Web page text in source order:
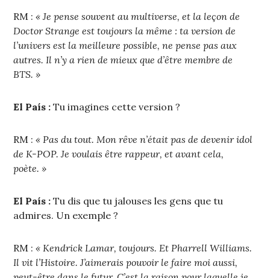
RM :« Je pense souvent au multiverse, et la leçon de
Doctor Strange est toujours la même : ta version de
l’univers est la meilleure possible, ne pense pas aux
autres. Il n’y a rien de mieux que d’être membre de
BTS. »
El País : Tu imagines cette version ?
RM :« Pas du tout. Mon rêve n’était pas de devenir idol
de K-POP. Je voulais être rappeur, et avant cela,
poète. »
El País : Tu dis que tu jalouses les gens que tu
admires. Un exemple ?
RM :« Kendrick Lamar, toujours. Et Pharrell Williams.
Il vit l’Histoire. J’aimerais pouvoir le faire moi aussi,